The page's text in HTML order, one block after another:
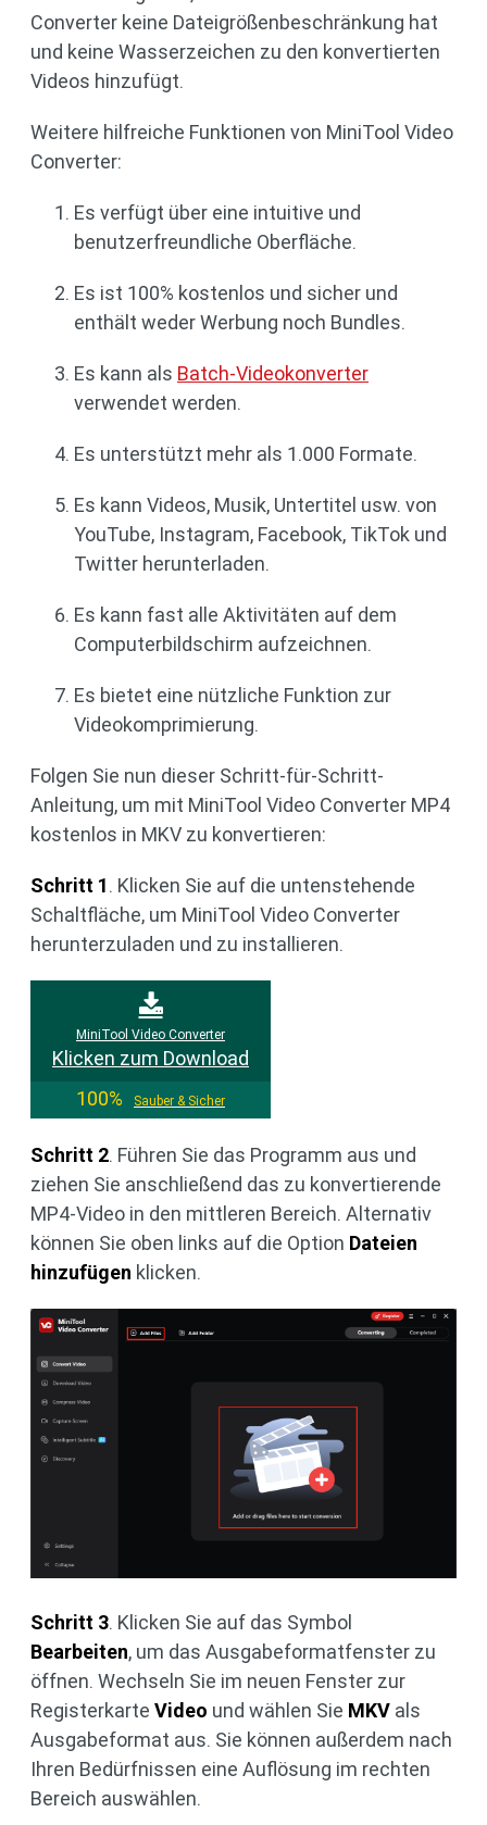
Converter keine Dateigrößenbeschränkung hat
und keine Wasserzeichen zu den konvertierten
Videos hinzufügt.
Weitere hilfreiche Funktionen von MiniTool Video
Converter:
Es verfügt über eine intuitive und
benutzerfreundliche Oberfläche.
Es ist 100% kostenlos und sicher und
enthält weder Werbung noch Bundles.
Es kann als Batch-Videokonverter
verwendet werden.
Es unterstützt mehr als 1.000 Formate.
Es kann Videos, Musik, Untertitel usw. von
YouTube, Instagram, Facebook, TikTok und
Twitter herunterladen.
Es kann fast alle Aktivitäten auf dem
Computerbildschirm aufzeichnen.
Es bietet eine nützliche Funktion zur
Videokomprimierung.
Folgen Sie nun dieser Schritt-für-Schritt-
Anleitung, um mit MiniTool Video Converter MP4
kostenlos in MKV zu konvertieren:
Schritt 1. Klicken Sie auf die untenstehende
Schaltfläche, um MiniTool Video Converter
herunterzuladen und zu installieren.
MiniTool Video Converter
Klicken zum Download
100%
Sauber & Sicher
Schritt 2. Führen Sie das Programm aus und
ziehen Sie anschließend das zu konvertierende
MP4-Video in den mittleren Bereich. Alternativ
können Sie oben links auf die Option Dateien
hinzufügen klicken.
Schritt 3. Klicken Sie auf das Symbol
Bearbeiten, um das Ausgabeformatfenster zu
öffnen. Wechseln Sie im neuen Fenster zur
Registerkarte Video und wählen Sie MKV als
Ausgabeformat aus. Sie können außerdem nach
Ihren Bedürfnissen eine Auflösung im rechten
Bereich auswählen.